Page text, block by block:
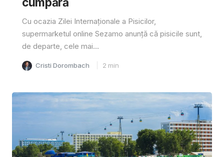
Cu ocazia Zilei Internaționale a Pisicilor,
supermarketul online Sezamo anunță că pisicile sunt,
de departe, cele mai...
Cristi Dorombach 2 min